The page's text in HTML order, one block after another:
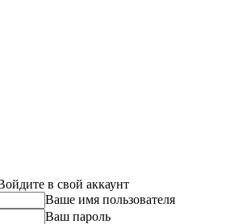
в свой аккаунт
Ваше имя пользователя
Ваш пароль